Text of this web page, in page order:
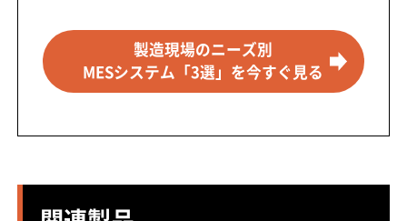
製造現場のニーズ別
MESシステム「3選」を今すぐ見る